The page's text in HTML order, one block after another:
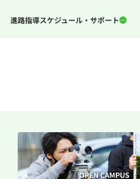
進路指導スケジュール・サポート